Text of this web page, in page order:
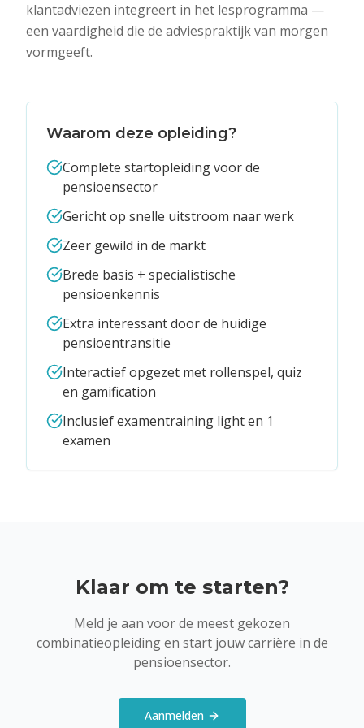
klantadviezen integreert in het lesprogramma —
een vaardigheid die de adviespraktijk van morgen
vormgeeft.
Waarom deze opleiding?
Complete startopleiding voor de
pensioensector
Gericht op snelle uitstroom naar werk
Zeer gewild in de markt
Brede basis + specialistische
pensioenkennis
Extra interessant door de huidige
pensioentransitie
Interactief opgezet met rollenspel, quiz
en gamification
Inclusief examentraining light en 1
examen
Klaar om te starten?
Meld je aan voor de meest gekozen
combinatieopleiding en start jouw carrière in de
pensioensector.
Aanmelden